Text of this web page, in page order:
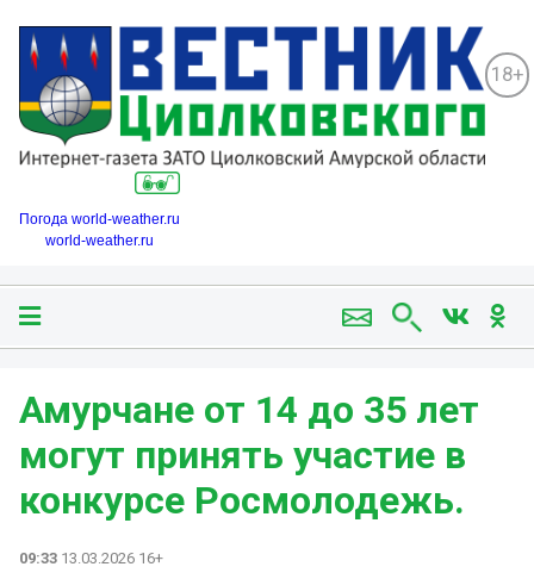
18+
Погода world-weather.ru
world-weather.ru
Амурчане от 14 до 35 лет
могут принять участие в
конкурсе Росмолодежь.
09:33 13.03.2026 16+